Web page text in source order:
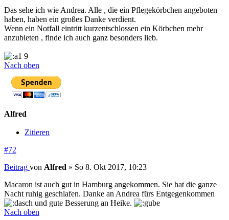
Das sehe ich wie Andrea. Alle , die ein Pflegekörbchen angeboten
haben, haben ein großes Danke verdient.
Wenn ein Notfall eintritt kurzentschlossen ein Körbchen mehr
anzubieten , finde ich auch ganz besonders lieb.
9
Nach oben
Alfred
Zitieren
#72
Beitrag von Alfred » So 8. Okt 2017, 10:23
Macaron ist auch gut in Hamburg angekommen. Sie hat die ganze
Nacht ruhig geschlafen. Danke an Andrea fürs Entgegenkommen
und gute Besserung an Heike.
Nach oben